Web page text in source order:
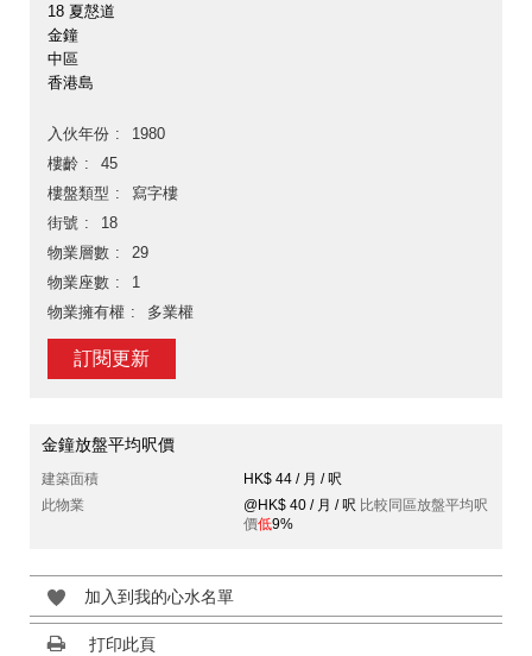
18 夏慤道
金鐘
中區
香港島
入伙年份
1980
樓齡
45
樓盤類型
寫字樓
街號
18
物業層數
29
物業座數
1
物業擁有權
多業權
訂閱更新
金鐘放盤平均呎價
建築面積
HK$ 44 / 月 / 呎
此物業
@HK$ 40 / 月 / 呎 比較同區放盤平均呎
價低9%
加入到我的心水名單
打印此頁